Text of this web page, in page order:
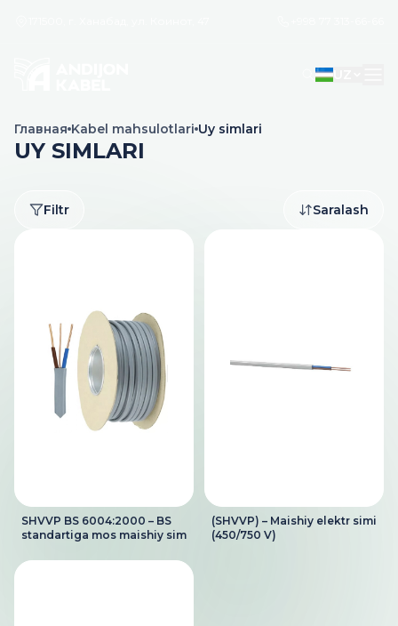
Главная Kabel mahsulotlari Uy simlari
UY SIMLARI
Filtr Saralash
SHVVP BS 6004:2000 – BS
standartiga mos maishiy sim
(SHVVP) – Maishiy elektr simi
(450/750 V)